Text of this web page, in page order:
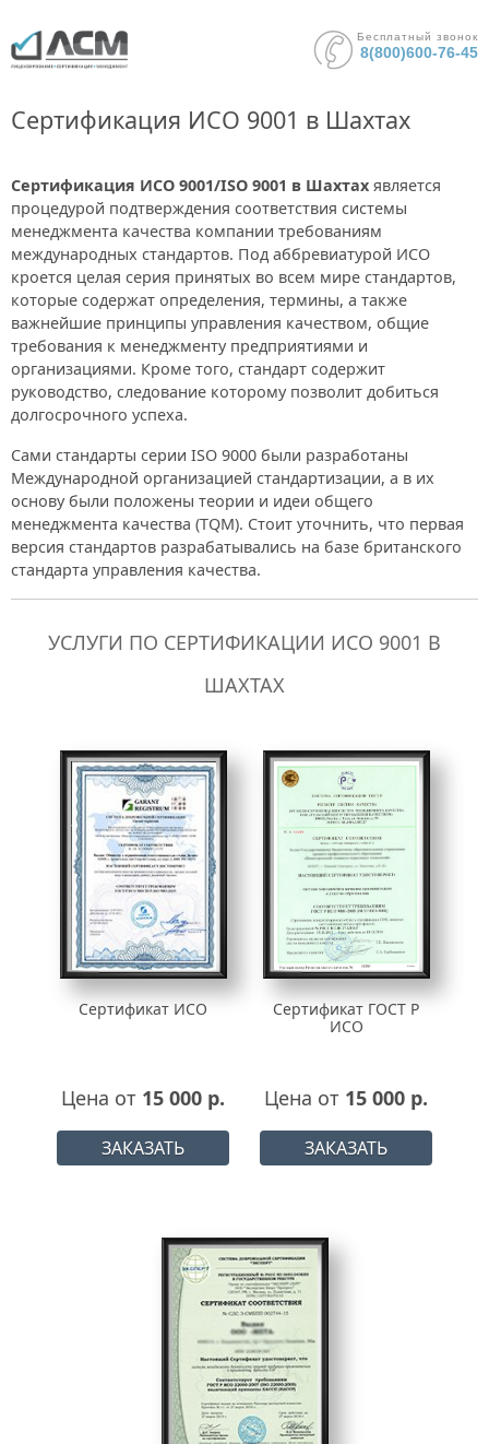
Бесплатный звонок
8(800)600-76-45
Сертификация ИСО 9001 в Шахтах
Сертификация ИСО 9001/ISO 9001 в Шахтах является
процедурой подтверждения соответствия системы
менеджмента качества компании требованиям
международных стандартов. Под аббревиатурой ИСО
кроется целая серия принятых во всем мире стандартов,
которые содержат определения, термины, а также
важнейшие принципы управления качеством, общие
требования к менеджменту предприятиями и
организациями. Кроме того, стандарт содержит
руководство, следование которому позволит добиться
долгосрочного успеха.
Сами стандарты серии ISO 9000 были разработаны
Международной организацией стандартизации, а в их
основу были положены теории и идеи общего
менеджмента качества (TQM). Стоит уточнить, что первая
версия стандартов разрабатывались на базе британского
стандарта управления качества.
УСЛУГИ ПО СЕРТИФИКАЦИИ ИСО 9001 В
ШАХТАХ
Сертификат ИСО
Цена от 15 000 р.
ЗАКАЗАТЬ
Сертификат ГОСТ Р
ИСО
Цена от 15 000 р.
ЗАКАЗАТЬ